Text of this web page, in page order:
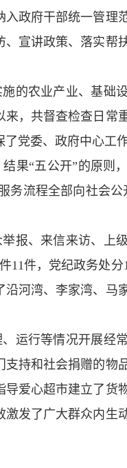
政府干部统一管理
宣讲政策、落实帮
的农业产业、基础
，共督查检查日常
党委、政府中心工
果“五公开”的原则
务流程全部向社会
报、来信来访、上
件，党纪政务处分
河湾、李家湾、马
运行等情况开展经
持和社会捐赠的物
爱心超市建立了货
发了广大群众内生